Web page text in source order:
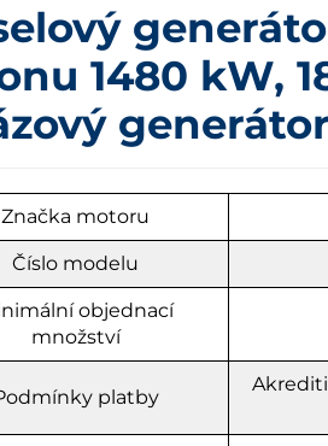
1480 kW,
Značka motoru
Číslo modelu
objednací
množství
platby